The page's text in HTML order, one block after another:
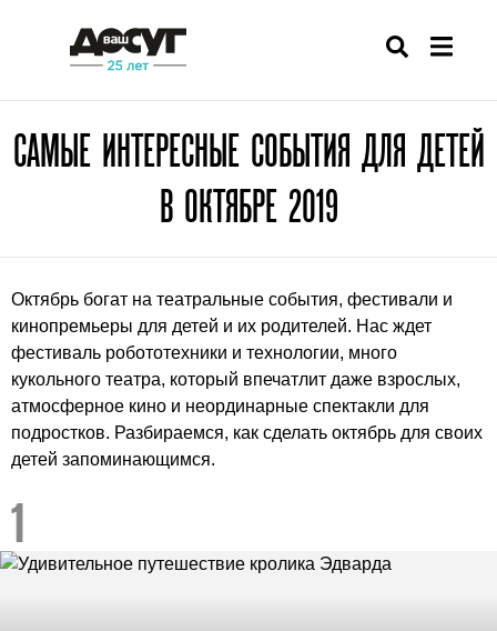
САМЫЕ ИНТЕРЕСНЫЕ СОБЫТИЯ ДЛЯ ДЕТЕЙ
В ОКТЯБРЕ 2019
Октябрь богат на театральные события, фестивали и
кинопремьеры для детей и их родителей. Нас ждет
фестиваль робототехники и технологии, много
кукольного театра, который впечатлит даже взрослых,
атмосферное кино и неординарные спектакли для
подростков. Разбираемся, как сделать октябрь для своих
детей запоминающимся.